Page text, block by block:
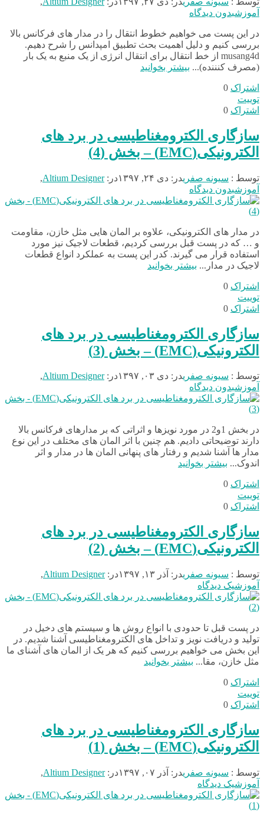
آموزشبدون دیدگاه
در این پست می خواهیم خطوط انتقال را در مدار های فرکانس بالا
بررسی کنیم و دلیل اهمیت بحث تطبیق امپدانس را شرح دهیم.
musang4d از خط انتقال برای انتقال انرژی از یک منبع به یک بار
(مصرف کنننده)... بیشتر بخوانید
اشتراک 0
توییت
اشتراک 0
سازگاری الکترومغناطیسی در برد های
الکترونیکی(EMC) – بخش (4)
توسط : سیونه صفریدر: دی ۲۴, ۱۳۹۷ در:Altium Designer
,
آموزشبدون دیدگاه
در مدار های الکترونیکی، علاوه بر المان هایی مثل خازن، مقاومت
و … که در پست قبل بررسی کردیم، قطعات لاجیک نیز مورد
استفاده قرار می گیرند. کدر این پست به عملکرد انواع قطعات
لاجیک در مدار... بیشتر بخوانید
اشتراک 0
توییت
اشتراک 0
سازگاری الکترومغناطیسی در برد های
الکترونیکی(EMC) – بخش (3)
توسط : سیونه صفریدر: دی ۰۳, ۱۳۹۷ در:Altium Designer
,
آموزشبدون دیدگاه
در بخش 1و2 در مورد نویزها و اثراتی که بر مدارهای فرکانس بالا
دارند توضیحاتی دادیم. هم چنین با اثر المان های مختلف در این نوع
مدار ها آشنا شدیم و رفتار های پنهانی المان ها در مدار و اثر
اندوک... بیشتر بخوانید
اشتراک 0
توییت
اشتراک 0
سازگاری الکترومغناطیسی در برد های
الکترونیکی(EMC) – بخش (2)
توسط : سیونه صفریدر: آذر ۱۳, ۱۳۹۷ در:Altium Designer
,
آموزشیک دیدگاه
در پست قبل تا حدودی با انواع روش ها و سیستم های دخیل در
تولید و دریافت نویز و تداخل های الکترومغناطیسی آشنا شدیم. در
این بخش می خواهیم بررسی کنیم که هر یک از المان های آشنای ما
مثل خازن، مقا... بیشتر بخوانید
اشتراک 0
توییت
اشتراک 0
سازگاری الکترومغناطیسی در برد های
الکترونیکی(EMC) – بخش (1)
توسط : سیونه صفریدر: آذر ۰۷, ۱۳۹۷ در:Altium Designer
,
آموزشیک دیدگاه